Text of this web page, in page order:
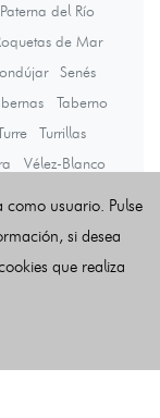
Paterna del Río
de Mar
Senés
Taberno
Turrillas
Vélez-Blanco
Últimas noticias
como usuario. Pulse
si desea
que realiza